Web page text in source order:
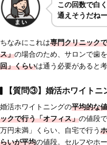
この回数で白
通えそうだねー
ちなみにこれは専門クリニック
ス」の場合のため、サロンで歯
回」くらいは通う必要があると
【質問③】婚活ホワイトニ
婚活ホワイトニングの平均的な
ックで行う「オフィス」の値段
万円未満」くらい、自宅で行う
らいが平均の値段。セルフやホ